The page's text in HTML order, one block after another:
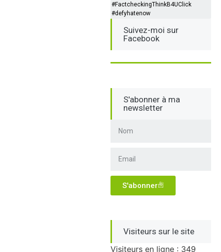
#FactcheckingThinkB4UClick
#defyhatenow
Suivez-moi sur
Facebook
S'abonner à ma
newsletter
S'abonner
Visiteurs sur le site
Visiteurs en ligne : 349